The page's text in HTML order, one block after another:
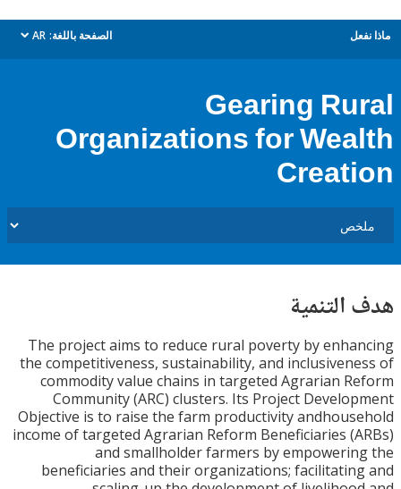
الصفحة باللغة: AR
dropdown
Gearing
Organizations for
The project aims to reduce rural poverty by
the competitiveness, sustainability, and
commodity value chains in targeted Agrarian
Community (ARC) clusters. Its Project
Objective is to raise the farm productivity
income of targeted Agrarian Reform Beneficiaries
and smallholder farmers by
beneficiaries and their organizations;